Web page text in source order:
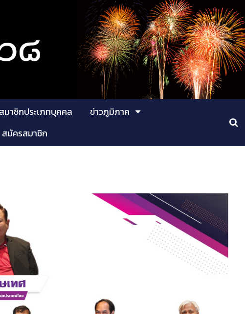
มาชิกประเภทบุคคล
ข่าวภูมิภาค
สมัครสมาชิก